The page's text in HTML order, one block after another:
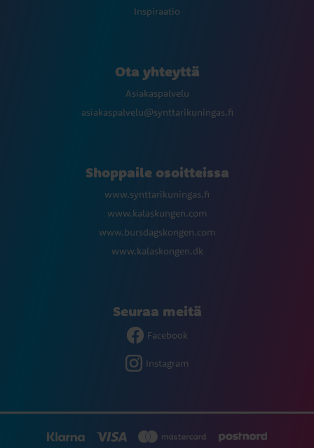
Inspiraatio
Ota yhteyttä
Asiakaspalvelu
asiakaspalvelu@synttarikuningas.fi
Shoppaile osoitteissa
www.synttarikuningas.fi
www.kalaskungen.com
www.bursdagskongen.com
www.kalaskongen.dk
Seuraa meitä
Facebook
Instagram